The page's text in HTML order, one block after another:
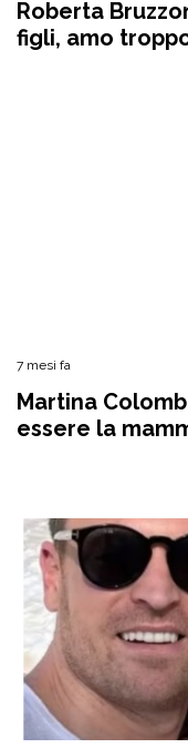
Roberta
figli, amo
7 mesi fa
Martina
essere la